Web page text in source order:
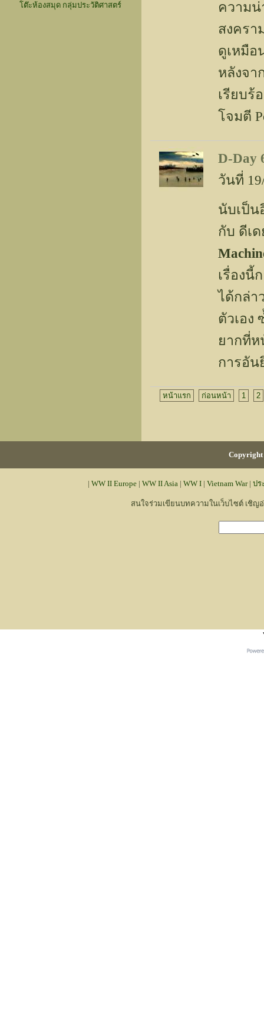
โต๊ะห้องสมุด กลุ่มประวัติศาสตร์
ความน่
สงครา
ดูเหมือ
หลังจา
เรียบร้
โจมตี
D-Day
วันที่
นับเป็น
กับ ดีเ
เรื่องนี้
ได้กล่า
ตัวเอง
ยากที่ห
การอัน
หน้าแรก ก่อนหน้า 1 2
Copyright
|WW II Europe |WW II Asia |WW I |Vietnam War|ปร
สนใจร่วมเขียนบทความในเว็บไซต์ เชิญ